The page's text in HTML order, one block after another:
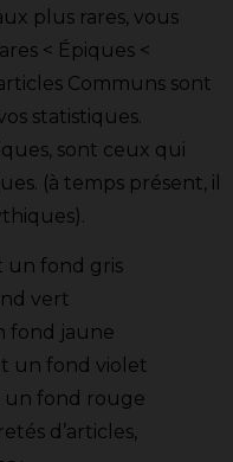
plus rares, vous
< Épiques <
Communs sont
statistiques.
sont ceux qui
(à temps présent, il
un fond gris
vert
fond jaune
un fond violet
un fond rouge
d’articles,